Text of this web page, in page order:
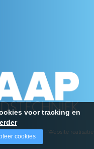
voorwaarden- Website realisatie
voor tracking en
cookies